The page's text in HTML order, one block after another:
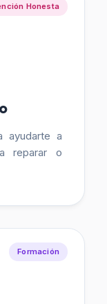
Honesta
ayudarte a
reparar o
Formación